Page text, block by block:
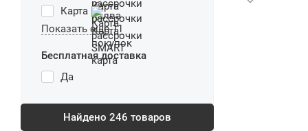
Карта
Показать еще 11
Бесплатная доставка
Да
Найдено 246 товаров